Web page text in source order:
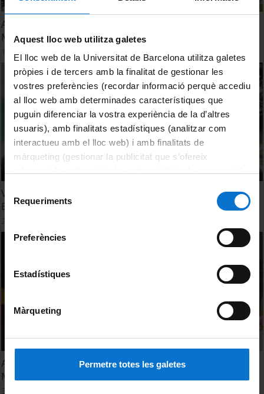
Aquest lloc web utilitza galetes
El lloc web de la Universitat de Barcelona utilitza galetes
pròpies i de tercers amb la finalitat de gestionar les
vostres preferències (recordar informació perquè accediu
al lloc web amb determinades característiques que
puguin diferenciar la vostra experiència de la d’altres
usuaris), amb finalitats estadístiques (analitzar com
interactueu amb el lloc web) i amb finalitats de
màrqueting (gestionar la publicitat que s’ofereix
consultar laPolítica de galetes del lloc web de la
de Requeriments
Preferències
Estadístiques
Màrqueting
Permetre totes les galetes
Acte de Graduació i Jurament Hipocràtic Facultat de
Medicina. Campus Bellvitge. Promoció 2026
11 juny, 2026
Vídeo commemoratiu dels 50 anys de l'Hospital de
Bellvitge
Acte de graduació i Jurament Hipocràtic. Facultat de
Medicina. Campus Bellvitge. Promoció 2021